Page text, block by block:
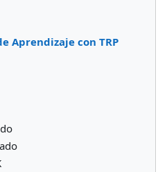
Aprendizaje con TRP